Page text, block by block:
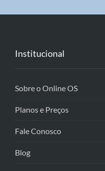
Institucional
Sobre o Online OS
Planos e Preços
Fale Conosco
Blog